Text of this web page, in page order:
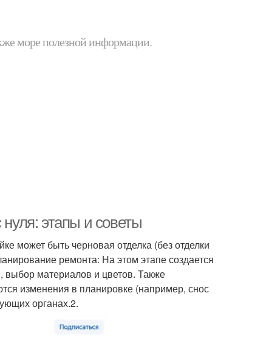
море полезной информации.
этапы и советы
может быть черновая отделка (без отделки
ремонта: На этом этапе создается
выбор материалов и цветов. Также
изменения в планировке (например, снос
органах.2.